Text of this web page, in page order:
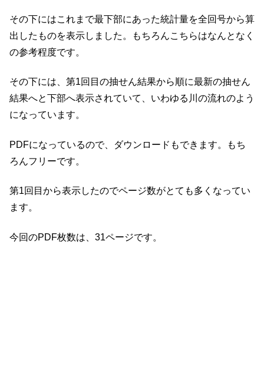
その下にはこれまで最下部にあった統計量を全回号から算
出したものを表示しました。もちろんこちらはなんとなく
の参考程度です。
その下には、第1回目の抽せん結果から順に最新の抽せん
結果へと下部へ表示されていて、いわゆる川の流れのよう
になっています。
PDFになっているので、ダウンロードもできます。もち
ろんフリーです。
第1回目から表示したのでページ数がとても多くなってい
ます。
今回のPDF枚数は、31ページです。